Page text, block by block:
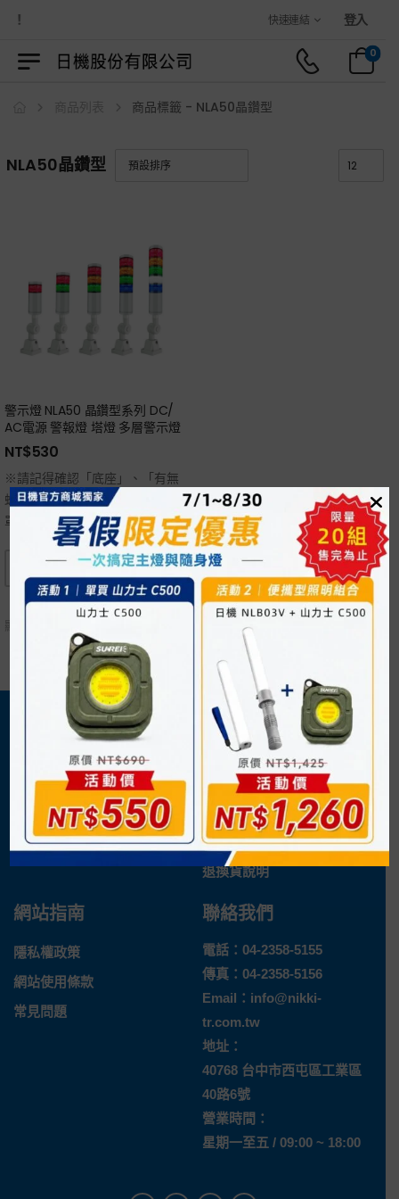
！ 快速連結 登入
0
商品標籤 - NLA50晶鑽型
NLA50晶鑽型
警示燈 NLA50 晶鑽型系列 DC/
AC電源 警報燈 塔燈 多層警示燈
NT$530
※請記得確認「底座」、「有無
蜂鳴」、「有無閃爍」、「燈
罩」。
顯示單一結果
關於我們
日機官方網站
企業概況
最新消息
購物須知
購物流程
付款方式
運送方式
退換貨說明
網站指南
隱私權政策
網站使用條款
常見問題
聯絡我們
電話： 04-2358-5155
傳真：04-2358-5156
Email： info@nikki-
tr.com.tw
地址：
40768 台中市西屯區工業區
40路6號
營業時間：
星期一至五 / 09:00 ~ 18:00